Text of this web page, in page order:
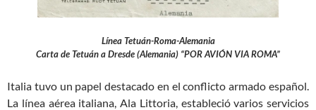
Línea Tetuán-Roma-Alemania
Carta de Tetuán a Dresde (Alemania) “POR AVIÓN VIA ROMA”
Italia tuvo un papel destacado en el conflicto armado español.
La línea aérea italiana, Ala Littoria, estableció varios servicios